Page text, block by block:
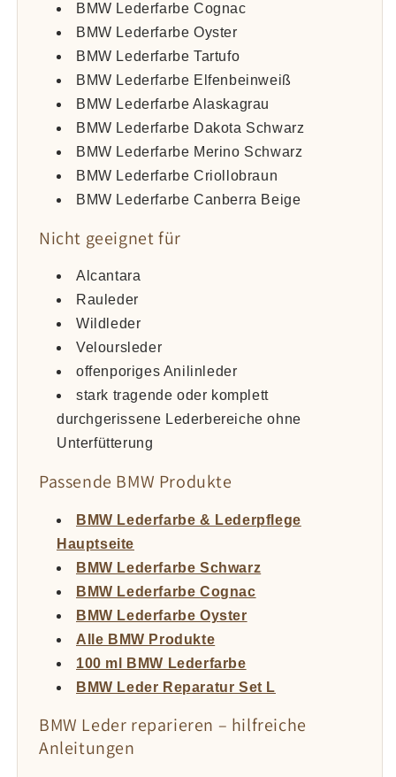
BMW Lederfarbe Cognac
BMW Lederfarbe Oyster
BMW Lederfarbe Tartufo
BMW Lederfarbe Elfenbeinweiß
BMW Lederfarbe Alaskagrau
BMW Lederfarbe Dakota Schwarz
BMW Lederfarbe Merino Schwarz
BMW Lederfarbe Criollobraun
BMW Lederfarbe Canberra Beige
Nicht geeignet für
Alcantara
Rauleder
Wildleder
Veloursleder
offenporiges Anilinleder
stark tragende oder komplett
durchgerissene Lederbereiche ohne
Unterfütterung
Passende BMW Produkte
BMW Lederfarbe & Lederpflege
Hauptseite
BMW Lederfarbe Schwarz
BMW Lederfarbe Cognac
BMW Lederfarbe Oyster
Alle BMW Produkte
100 ml BMW Lederfarbe
BMW Leder Reparatur Set L
BMW Leder reparieren – hilfreiche
Anleitungen